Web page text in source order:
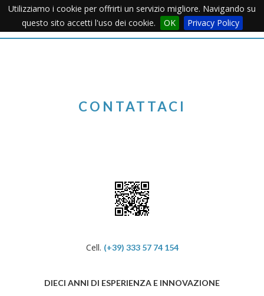
Utilizziamo i cookie per offrirti un servizio migliore. Navigando su
questo sito accetti l'uso dei cookie.
OK Privacy PolicyMenu
CONTATTACI
Cell. (+39) 333 57 74 154
DIECI ANNI DI ESPERIENZA E INNOVAZIONE